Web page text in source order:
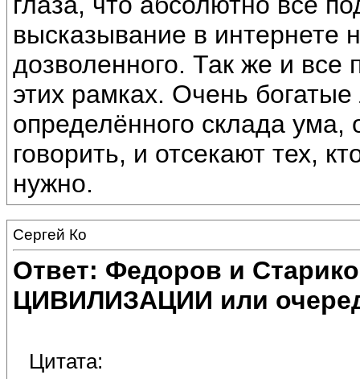
высказывание в интернете
дозволенного. Так же и все
этих рамках. Очень
определённого склада ума,
говорить, и отсекают тех,
нужно.
Сергей Ко
Ответ: Федоров и
ЦИВИЛИЗАЦИИ или
Цитата: